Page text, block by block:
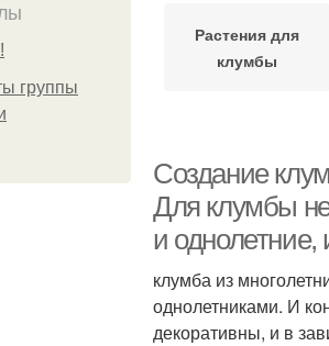
группы
Растения для
клумбы
Создание
Для клумбы
и однолетние,
клумба из
однолетниками. И
декоративны, и в